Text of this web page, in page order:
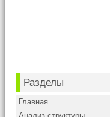
Разделы
Главная